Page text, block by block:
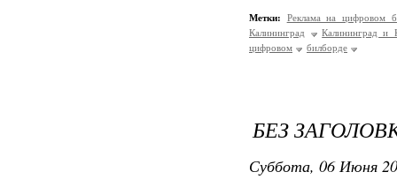
Метки:
Реклама на цифровом
Калининград
Калининград и
цифровом
билборде
БЕЗ
Суббота, 06 Июня